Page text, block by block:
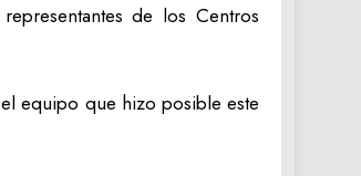
de los Centros
equipo que hizo posible este